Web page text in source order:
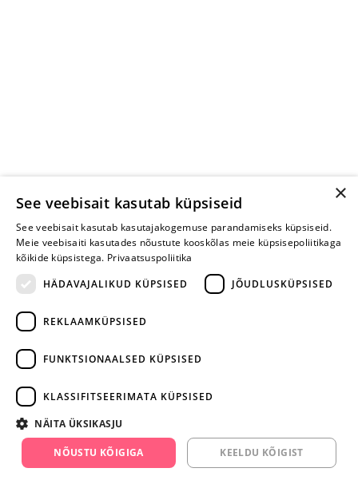
facebook.com/yesyes.ee
Instagram/yesyes.ee
×
See veebisait kasutab küpsiseid
See veebisait kasutab kasutajakogemuse parandamiseks küpsiseid.
Meie veebisaiti kasutades nõustute kooskõlas meie küpsisepoliitikaga
kõikide küpsistega. Privaatsuspoliitika
HÄDAVAJALIKUD KÜPSISED
JÕUDLUSKÜPSISED
REKLAAMKÜPSISED
FUNKTSIONAALSED KÜPSISED
KLASSIFITSEERIMATA KÜPSISED
NÄITA ÜKSIKASJU
NÕUSTU KÕIGIGA KEELDU KÕIGIST